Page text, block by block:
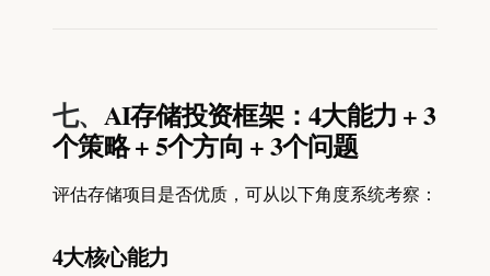
七、 AI存储投资框架：4大能力 + 3
个策略 + 5个方向 + 3个问题
评估存储项目是否优质，可从以下角度系统考察：
4大核心能力